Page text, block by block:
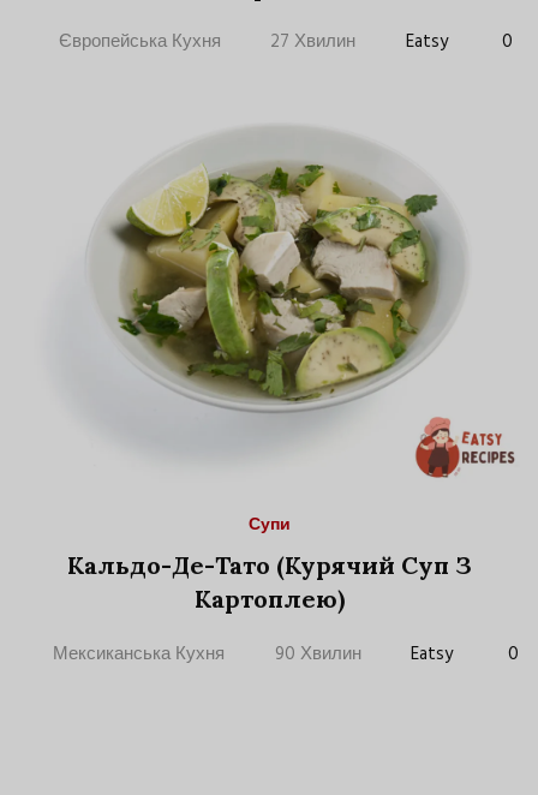
Європейська Кухня 27 Хвилин Eatsy 0
Супи
Кальдо-Де-Тато (Курячий Суп З
Картоплею)
Мексиканська Кухня 90 Хвилин Eatsy 0